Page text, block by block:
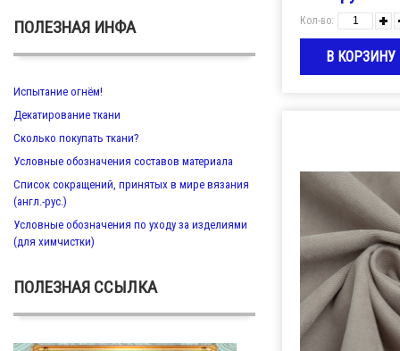
ПОЛЕЗНАЯ ИНФА
Испытание огнём!
Декатирование ткани
Сколько покупать ткани?
Условные обозначения составов материала
Список сокращений, принятых в мире вязания
(англ.-рус.)
Условные обозначения по уходу за изделиями
(для химчистки)
ПОЛЕЗНАЯ ССЫЛКА
Кол-во: